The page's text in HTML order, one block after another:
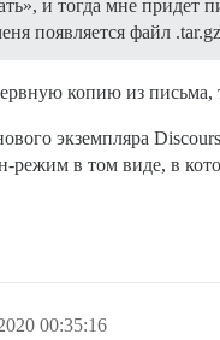
и тогда мне придет
появляется файл
копию из письма,
экземпляра
режим в том виде, в
00:35:16